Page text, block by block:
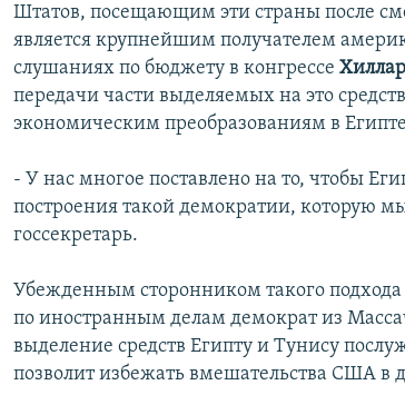
Штатов, посещающим эти страны после
является крупнейшим получателем
слушаниях по бюджету в конгрессе
передачи части выделяемых на это
экономическим преобразованиям в
- У нас многое поставлено на то, чтобы
построения такой демократии, которую
госсекретарь.
Убежденным сторонником такого подхода
по иностранным делам демократ из
выделение средств Египту и Тунису
позволит избежать вмешательства США в